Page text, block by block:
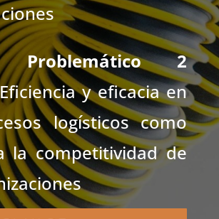
Problemático 2
y eficacia en
logísticos como
la competitividad de